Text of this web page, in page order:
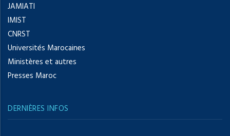
JAMIATI
IMIST
CNRST
Universités Marocaines
Ministères et autres
Presses Maroc
DERNIÈRES INFOS